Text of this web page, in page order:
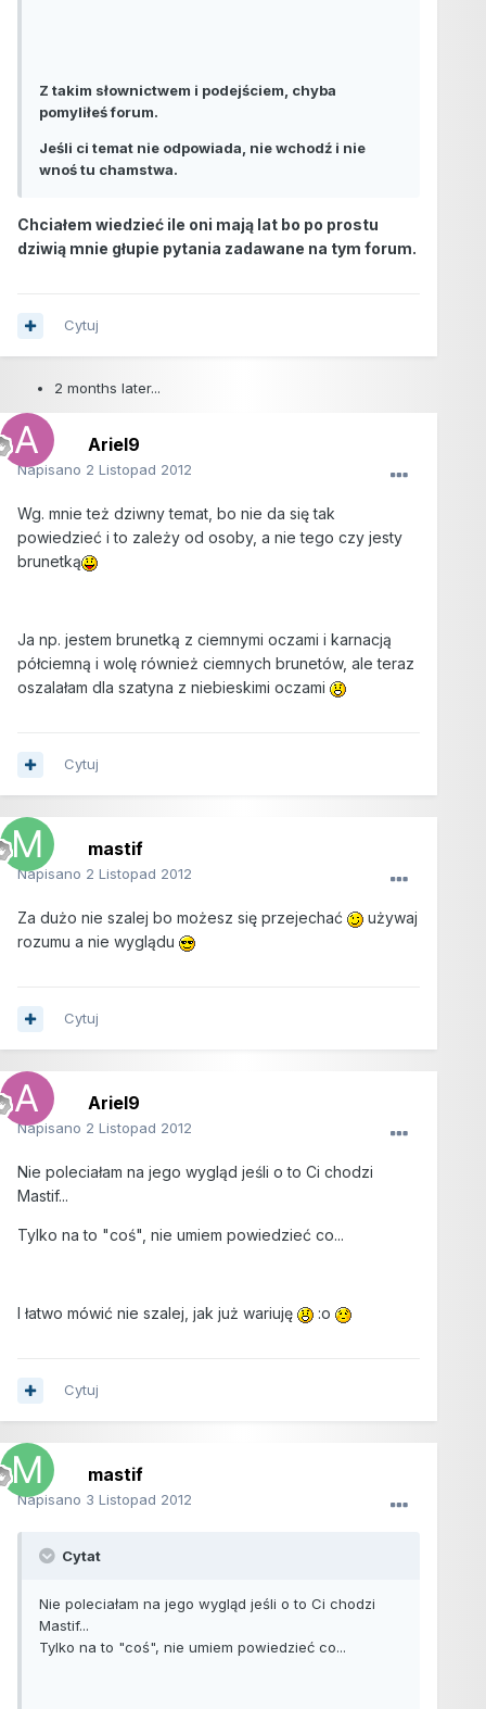
Z takim słownictwem i podejściem, chyba
pomyliłeś forum.
Jeśli ci temat nie odpowiada, nie wchodź i nie
wnoś tu chamstwa.
Chciałem wiedzieć ile oni mają lat bo po prostu
dziwią mnie głupie pytania zadawane na tym forum.
Cytuj
2 months later...
Ariel9
Napisano 2 Listopad 2012
Wg. mnie też dziwny temat, bo nie da się tak
powiedzieć i to zależy od osoby, a nie tego czy jesty
brunetką
Ja np. jestem brunetką z ciemnymi oczami i karnacją
półciemną i wolę również ciemnych brunetów, ale teraz
oszalałam dla szatyna z niebieskimi oczami
Cytuj
mastif
Napisano 2 Listopad 2012
Za dużo nie szalej bo możesz się przejechać
używaj
rozumu a nie wyglądu
Cytuj
Ariel9
Napisano 2 Listopad 2012
Nie poleciałam na jego wygląd jeśli o to Ci chodzi
Mastif...
Tylko na to "coś", nie umiem powiedzieć co...
I łatwo mówić nie szalej, jak już wariuję :o
Cytuj
mastif
Napisano 3 Listopad 2012
Cytat
Nie poleciałam na jego wygląd jeśli o to Ci chodzi
Mastif...
Tylko na to "coś", nie umiem powiedzieć co...